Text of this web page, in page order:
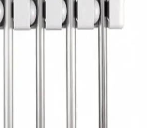
ve Askı Ürünlerinin
Tasarım ve Dayanıklılık
askısı ürününü malzeme, tasarım ve